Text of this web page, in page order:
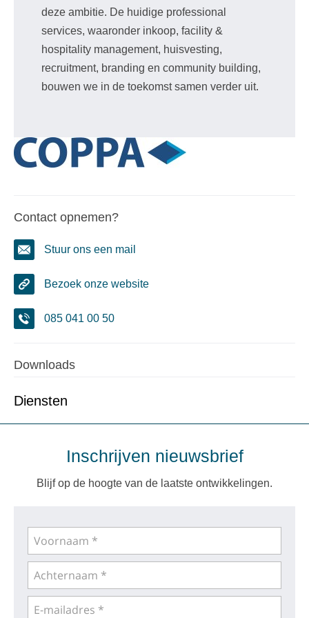
deze ambitie. De huidige professional
services, waaronder inkoop, facility &
hospitality management, huisvesting,
recruitment, branding en community building,
bouwen we in de toekomst samen verder uit.
Contact opnemen?
Stuur ons een mail
Bezoek onze website
085 041 00 50
Downloads
Diensten
Inschrijven nieuwsbrief
Blijf op de hoogte van de laatste ontwikkelingen.